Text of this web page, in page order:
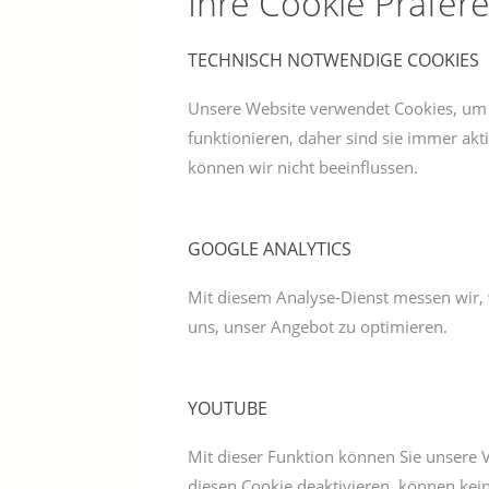
TECHNISCH NOTWENDIGE COOKIES
Unsere Website verwendet Cookies,
funktionieren, daher sind sie immer
können wir nicht beeinflussen.
GOOGLE ANALYTICS
Mit diesem Analyse-Dienst messen
uns, unser Angebot zu optimieren.
YOUTUBE
Mit dieser Funktion können Sie unsere